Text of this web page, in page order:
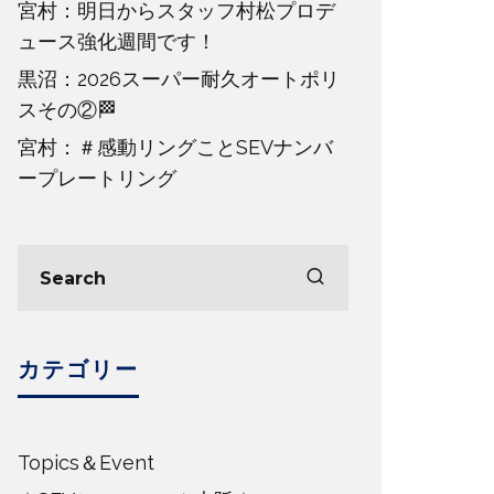
宮村：明日からスタッフ村松プロデ
ュース強化週間です！
黒沼：2026スーパー耐久オートポリ
スその②🏁
宮村：＃感動リングことSEVナンバ
ープレートリング
カテゴリー
Topics＆Event